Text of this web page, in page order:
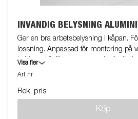
INVÄNDIG BELYSNING
Ger en bra arbetsbelysning i kåpan.
lossning. Anpassad för montering på
kablage. Kit för montage av invändig
aluminiumhuvar.
Visa fler
Art nr
Rek. pris
Köp